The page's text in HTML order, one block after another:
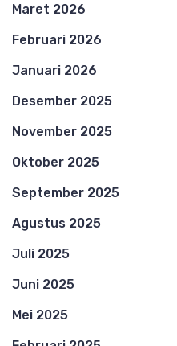
Maret 2026
Februari 2026
Januari 2026
Desember 2025
November 2025
Oktober 2025
September 2025
Agustus 2025
Juli 2025
Juni 2025
Mei 2025